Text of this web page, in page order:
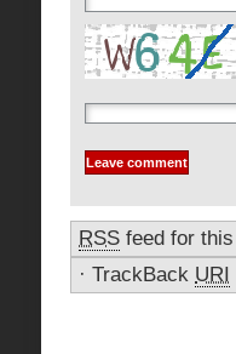
RSS feed for
· TrackBack URI